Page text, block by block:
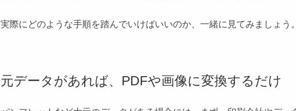
実際にどのような手順を踏んでいけばいいのか、一緒に見てみましょう
元データがあれば、PDFや画像に変換するだけ